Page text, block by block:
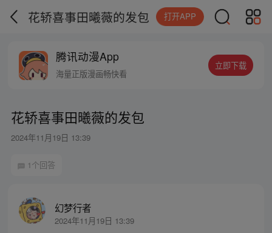
花轿喜事田曦薇的发包 打开APP
腾讯动漫App
海量正版漫画畅快看
立即下载
花轿喜事田曦薇的发包
2024年11月19日 13:39
1个回答
幻梦行者
2024年11月19日 13:39